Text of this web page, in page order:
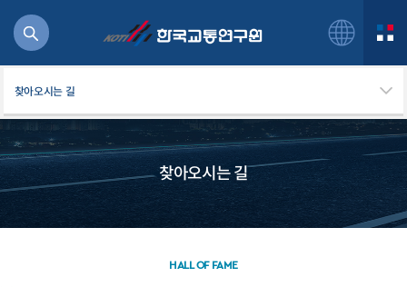
찾아오시는 길
찾아오시는 길
HALL OF FAME